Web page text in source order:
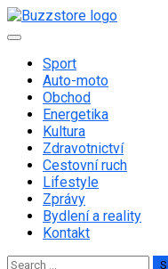
Skip
to
Primary
Sport
Auto-moto
Obchod
Energetika
Kultura
Zdravotnictví
Cestovní ruch
Lifestyle
Zprávy
Bydlení a reality
Kontakt
Search